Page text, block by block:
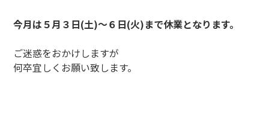
今月は５月３日(土)～６日(火)まで休業となります。
ご迷惑をおかけしますが
何卒宜しくお願い致します。